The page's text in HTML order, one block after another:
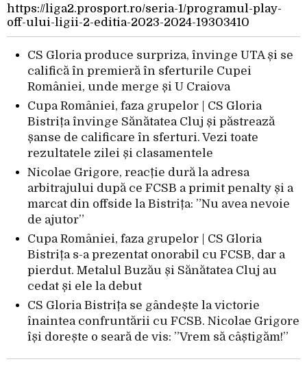
https://liga2.prosport.ro/seria-1/programul-play-
off-ului-ligii-2-editia-2023-2024-19303410
CS Gloria produce surpriza, învinge UTA și se
califică în premieră în sferturile Cupei
României, unde merge și U Craiova
Cupa României, faza grupelor | CS Gloria
Bistrița învinge Sănătatea Cluj și păstrează
șanse de calificare în sferturi. Vezi toate
rezultatele zilei și clasamentele
Nicolae Grigore, reacție dură la adresa
arbitrajului după ce FCSB a primit penalty și a
marcat din offside la Bistrița: ”Nu avea nevoie
de ajutor”
Cupa României, faza grupelor | CS Gloria
Bistrița s-a prezentat onorabil cu FCSB, dar a
pierdut. Metalul Buzău și Sănătatea Cluj au
cedat și ele la debut
CS Gloria Bistrița se gândește la victorie
înaintea confruntării cu FCSB. Nicolae Grigore
își dorește o seară de vis: ”Vrem să câștigăm!”